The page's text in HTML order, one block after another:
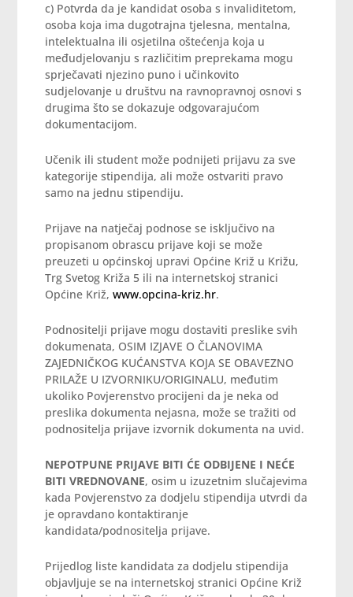
c) Potvrda da je kandidat osoba s invaliditetom,
osoba koja ima dugotrajna tjelesna, mentalna,
intelektualna ili osjetilna oštećenja koja u
međudjelovanju s različitim preprekama mogu
sprječavati njezino puno i učinkovito
sudjelovanje u društvu na ravnopravnoj osnovi s
drugima što se dokazuje odgovarajućom
dokumentacijom.
Učenik ili student može podnijeti prijavu za sve
kategorije stipendija, ali može ostvariti pravo
samo na jednu stipendiju.
Prijave na natječaj podnose se isključivo na
propisanom obrascu prijave koji se može
preuzeti u općinskoj upravi Općine Križ u Križu,
Trg Svetog Križa 5 ili na internetskoj stranici
Općine Križ,www.opcina-kriz.hr.
Podnositelji prijave mogu dostaviti preslike svih
dokumenata, OSIM IZJAVE O ČLANOVIMA
ZAJEDNIČKOG KUĆANSTVA KOJA SE OBAVEZNO
PRILAŽE U IZVORNIKU/ORIGINALU, međutim
ukoliko Povjerenstvo procijeni da je neka od
preslika dokumenta nejasna, može se tražiti od
podnositelja prijave izvornik dokumenta na uvid.
NEPOTPUNE PRIJAVE BITI ĆE ODBIJENE I NEĆE
BITI VREDNOVANE, osim u izuzetnim slučajevima
kada Povjerenstvo za dodjelu stipendija utvrdi da
je opravdano kontaktiranje
kandidata/podnositelja prijave.
Prijedlog liste kandidata za dodjelu stipendija
objavljuje se na internetskoj stranici Općine Križ